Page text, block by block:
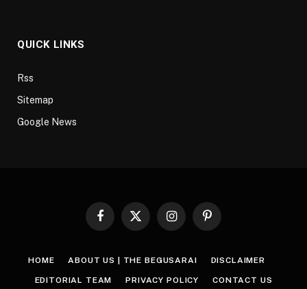
QUICK LINKS
Rss
Sitemap
Google News
Facebook
X
InstagramPinterest
HOME ABOUT US | THE BEGUSARAI DISCLAIMER
EDITORIAL TEAM PRIVACY POLICY CONTACT US